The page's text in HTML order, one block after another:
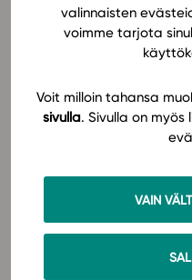
valinnaisten
voimme tarjota
Voit milloin tahansa
sivulla. Sivulla on
VAIN
In English
Mitä on vaikuttava
ja oppimisen
ja siksi tänä vuonna
opetuksen foorumin
vaikuttava vuorovaikutus.
Lue lisää tapahtumasta
Opetushallituksen
Tutustu Studeon